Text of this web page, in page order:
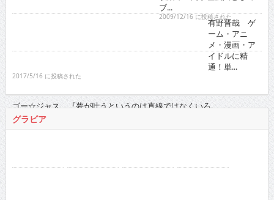
通！単...
ゴー☆ジャス 『夢が叶うというのは直線ではなくいろ...
グラビア